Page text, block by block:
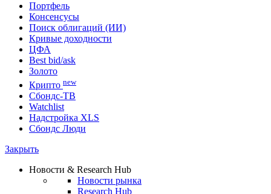
Портфель
Консенсусы
Поиск облигаций (ИИ)
Кривые доходности
ЦФА
Best bid/ask
Золото
Крипто new
Сбондс-ТВ
Watchlist
Надстройка XLS
Сбондс Люди
Закрыть
Новости & Research Hub
Новости рынка
Research Hub